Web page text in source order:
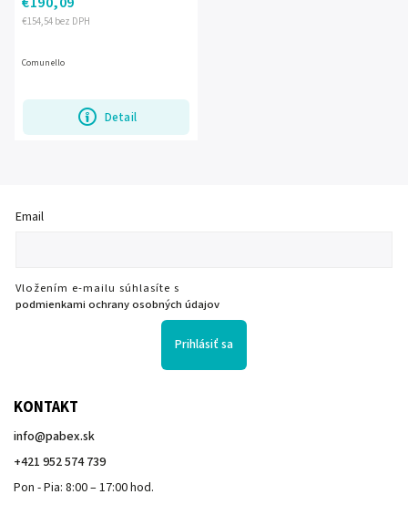
€154,54 bez DPH
Detail
Comunello
Email
Vložením e-mailu súhlasíte s
podmienkami ochrany osobných údajov
Prihlásiť sa
KONTAKT
info@pabex.sk
+421 952 574 739
Pon - Pia: 8:00 – 17:00 hod.